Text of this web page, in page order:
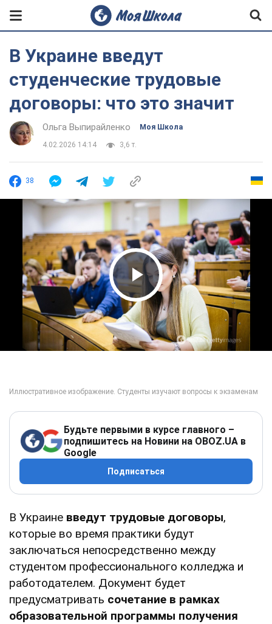
В Украине введут
студенческие трудовые
договоры: что это значит
Ольга Выпирайленко Моя Школа
4.02.2026 14:14 3,6 т.
38
Play Video
Будьте первыми в курсе главного –
подпишитесь на Новини на OBOZ.UA в
Google
Подписаться
В Украине введут трудовые договоры,
которые во время практики будут
заключаться непосредственно между
студентом профессионального колледжа и
работодателем. Документ будет
предусматривать сочетание в рамках
образовательной программы получения